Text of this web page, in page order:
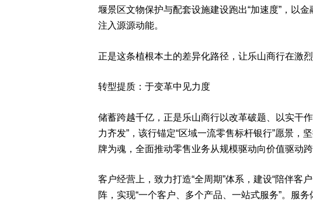
堰景区文物保护与配套设施建设跑出“加速度”，以
注入源源动能。
正是这条植根本土的差异化路径，让乐山商行在激
转型提质：于变革中见力度
储蓄跨越千亿，正是乐山商行以改革破题、以实干
力齐发”，该行锚定“区域一流零售标杆银行”愿景
牌为魂，全面推动零售业务从规模驱动向价值驱动跨
客户经营上，致力打造“全周期”体系，建设“陪伴客
阵，实现“一个客户、多个产品、一站式服务”。服